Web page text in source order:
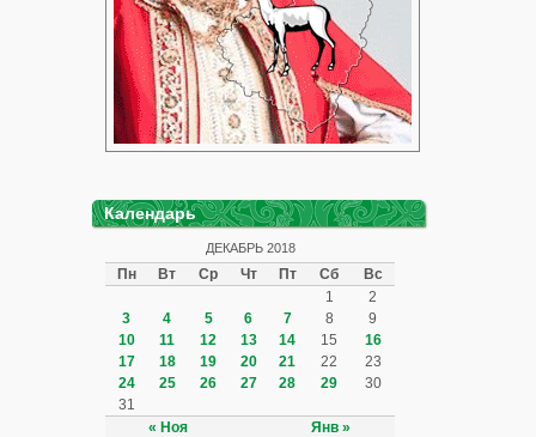
Календарь
ДЕКАБРЬ 2018
Пн Вт Ср Чт Пт Сб Вс
« Ноя Янв »
1
2
3
4 5 6 7 8
9
10
11 12 13 14 15
16
17
18 19 20 21 22
23
24
25 26 27 28 29
30
31